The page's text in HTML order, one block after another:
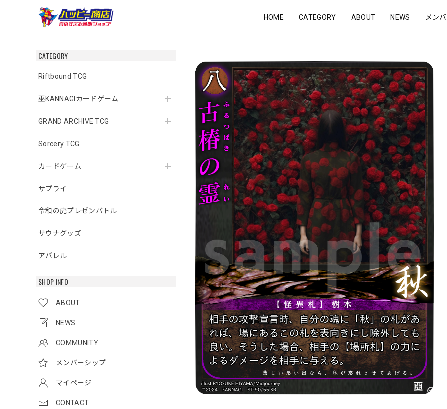
HOME CATEGORY ABOUT NEWS メン
CATEGORY
Riftbound TCG
巫KANNAGIカードゲーム
GRAND ARCHIVE TCG
Sorcery TCG
カードゲーム
サプライ
令和の虎プレゼンバトル
サウナグッズ
アパレル
SHOP INFO
ABOUT
NEWS
COMMUNITY
メンバーシップ
マイページ
CONTACT